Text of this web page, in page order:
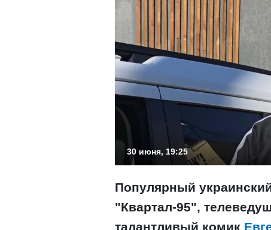
30 июня, 19:25
Популярный
"Квартал-95",
талантливый комик